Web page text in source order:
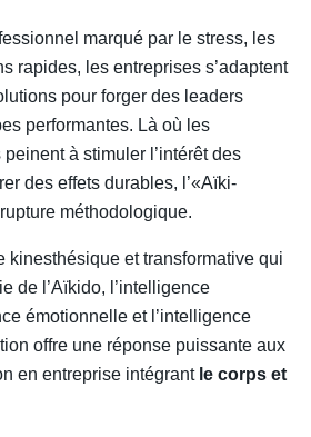
marqué par le stress, les
rapides, les entreprises s’adaptent
pour forger des leaders
performantes. Là où les
à stimuler l’intérêt des
des effets durables, l’«Aïki-
méthodologique.
kinesthésique et transformative qui
de l’Aïkido, l’intelligence
émotionnelle et l’intelligence
offre une réponse puissante aux
en entreprise intégrant le corps et